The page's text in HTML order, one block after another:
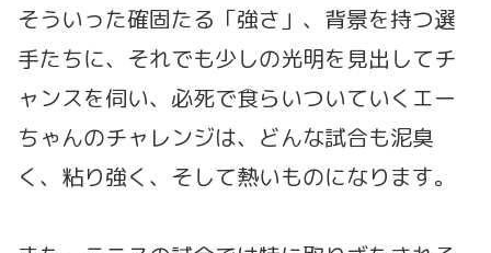
そういった確固たる「強さ」、背景を持つ選
手たちに、それでも少しの光明を見出してチ
ャンスを伺い、必死で食らいついていくエー
ちゃんのチャレンジは、どんな試合も泥臭
く、粘り強く、そして熱いものになります。